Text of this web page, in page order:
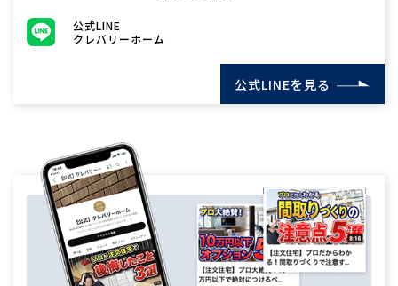
公式LINE
クレバリーホーム
公式LINEを見る